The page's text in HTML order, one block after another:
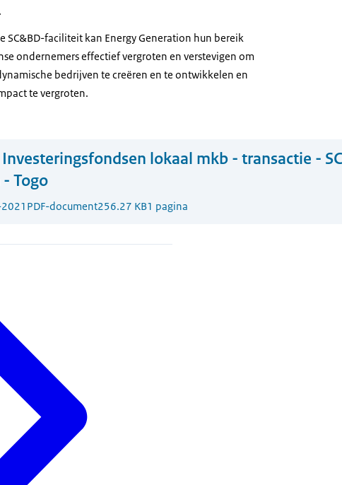
SC&BD-faciliteit kan Energy Generation hun bereik
ondernemers effectief vergroten en verstevigen om
bedrijven te creëren en te ontwikkelen en
te vergroten.
Investeringsfondsen lokaal mkb - transactie -
Togo
PDF-document256.27 KB1 pagina